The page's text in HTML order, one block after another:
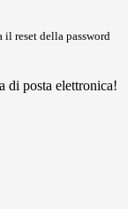
il reset della password
di posta elettronica!